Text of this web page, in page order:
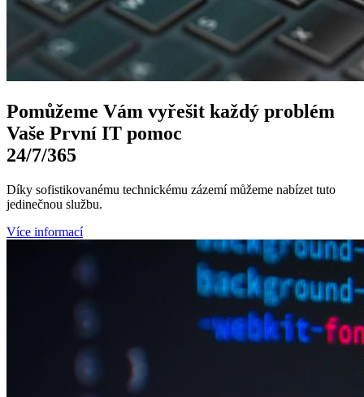
Pomůžeme Vám vyřešit každý problém
Vaše První IT pomoc
24/7/365
Díky sofistikovanému technickému zázemí můžeme nabízet tuto
jedinečnou službu.
Více informací